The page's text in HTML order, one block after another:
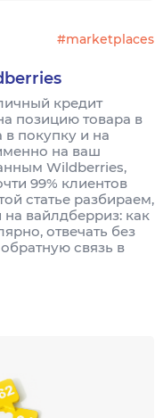
#marketplaces
кредит
позицию товара в
в покупку и на
на ваш
Wildberries,
99% клиентов
статье разбираем,
на вайлдберриз: как
отвечать без
связь в